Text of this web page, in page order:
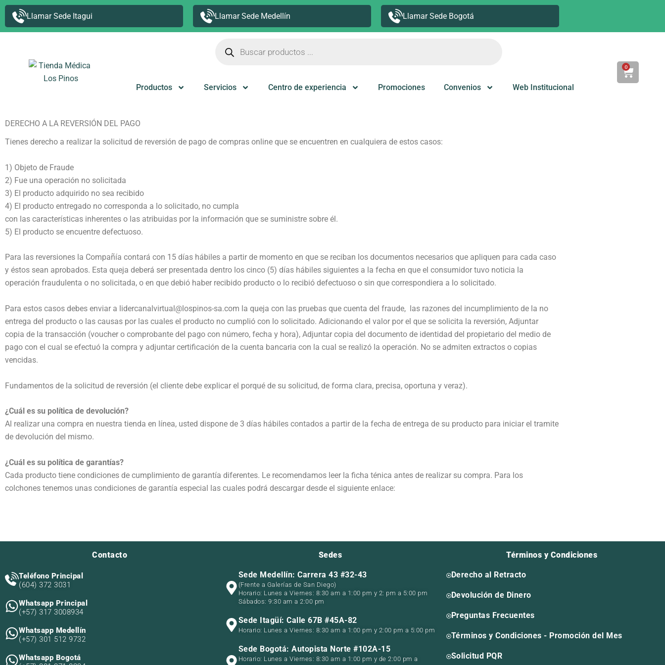
contenido
Llamar Sede Itagui Llamar Sede Medellín Llamar Sede Bogotá
Productos Servicios Centro de experiencia Promociones Convenios Web Institucional
productos
0
Cart
DERECHO A LA REVERSIÓN DEL PAGO
Tienes derecho a realizar la solicitud de reversión de pago de compras online que se encuentren en cualquiera de estos casos:
1) Objeto de Fraude
2) Fue una operación no solicitada
3) El producto adquirido no sea recibido
4) El producto entregado no corresponda a lo solicitado, no cumpla
con las características inherentes o las atribuidas por la información que se suministre sobre él.
5) El producto se encuentre defectuoso.
Para las reversiones la Compañía contará con 15 días hábiles a partir de momento en que se reciban los documentos necesarios que apliquen para cada caso
y éstos sean aprobados. Esta queja deberá ser presentada dentro los cinco (5) días hábiles siguientes a la fecha en que el consumidor tuvo noticia la
operación fraudulenta o no solicitada, o en que debió haber recibido producto o lo recibió defectuoso o sin que correspondiera a lo solicitado.
Para estos casos debes enviar a lidercanalvirtual@lospinos-sa.com la queja con las pruebas que cuenta del fraude, las razones del incumplimiento de la no
entrega del producto o las causas por las cuales el producto no cumplió con lo solicitado. Adicionando el valor por el que se solicita la reversión, Adjuntar
copia de la transacción (voucher o comprobante del pago con número, fecha y hora), Adjuntar copia del documento de identidad del propietario del medio de
pago con el cual se efectuó la compra y adjuntar certificación de la cuenta bancaria con la cual se realizó la operación. No se admiten extractos o copias
vencidas.
Fundamentos de la solicitud de reversión (el cliente debe explicar el porqué de su solicitud, de forma clara, precisa, oportuna y veraz).
¿Cuál es su política de devolución?
Al realizar una compra en nuestra tienda en línea, usted dispone de 3 días hábiles contados a partir de la fecha de entrega de su producto para iniciar el tramite
de devolución del mismo.
¿Cuál es su política de garantías?
Cada producto tiene condiciones de cumplimiento de garantía diferentes. Le recomendamos leer la ficha ténica antes de realizar su compra. Para los
colchones tenemos unas condiciones de garantía especial las cuales podrá descargar desde el siguiente enlace:
Contacto
Teléfono Principal
(604) 372 3031
Whatsapp Principal
(+57) 317 3008934
Whatsapp Medellín
(+57) 301 512 9732
Whatsapp Bogotá
Sedes
Sede Medellín: Carrera 43 #32-43
(Frente a Galerías de San Diego)
Horario: Lunes a Viernes: 8:30 am a 1:00 pm y 2: pm a 5:00 pm
Sábados: 9:30 am a 2:00 pm
Sede Itagüí: Calle 67B #45A-82
Horario: Lunes a Viernes: 8:30 am a 1:00 pm y 2:00 pm a 5:00 pm
Sede Bogotá: Autopista Norte #102A-15
Horario: Lunes a Viernes: 8:30 am a 1:00 pm y de 2:00 pm a
Términos y Condiciones
Derecho al Retracto
Devolución de Dinero
Preguntas Frecuentes
Términos y Condiciones - Promoción del Mes
Solicitud PQR